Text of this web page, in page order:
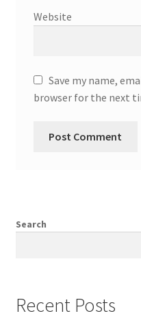
Website
Save my name,
browser for the next
Search
Recent Posts